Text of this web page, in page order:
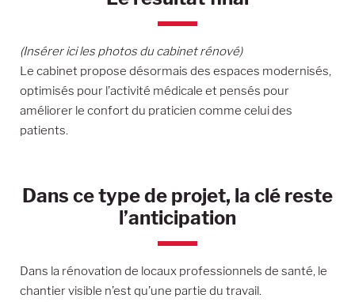
(Insérer ici les photos du cabinet rénové)
Le cabinet propose désormais des espaces modernisés,
optimisés pour l’activité médicale et pensés pour
améliorer le confort du praticien comme celui des
patients.
Dans ce type de projet, la clé reste
l’anticipation
Dans la rénovation de locaux professionnels de santé, le
chantier visible n’est qu’une partie du travail.